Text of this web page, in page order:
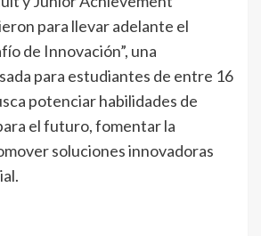
para llevar adelante el
de Innovación”, una
para estudiantes de entre 16
potenciar habilidades de
el futuro, fomentar la
soluciones innovadoras